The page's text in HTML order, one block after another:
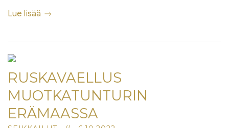
Lue lisää
RUSKAVAELLUS
MUOTKATUNTURIN
ERÄMAASSA